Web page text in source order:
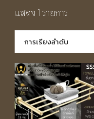
แสดง 1 รายการ